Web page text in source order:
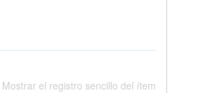
Mostrar el registro sencillo del ítem